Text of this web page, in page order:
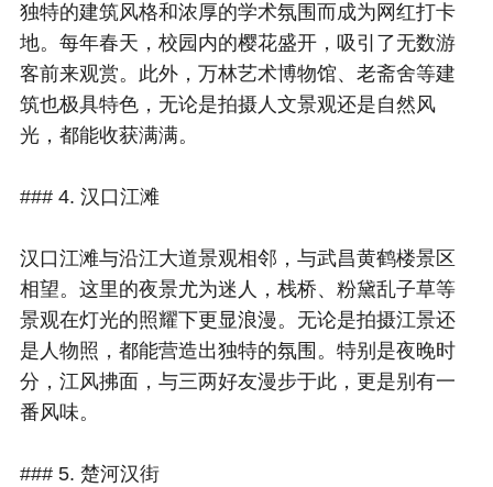
独特的建筑风格和浓厚的学术氛围而成为网红打卡
地。每年春天，校园内的樱花盛开，吸引了无数游
客前来观赏。此外，万林艺术博物馆、老斋舍等建
筑也极具特色，无论是拍摄人文景观还是自然风
光，都能收获满满。
### 4. 汉口江滩
汉口江滩与沿江大道景观相邻，与武昌黄鹤楼景区
相望。这里的夜景尤为迷人，栈桥、粉黛乱子草等
景观在灯光的照耀下更显浪漫。无论是拍摄江景还
是人物照，都能营造出独特的氛围。特别是夜晚时
分，江风拂面，与三两好友漫步于此，更是别有一
番风味。
### 5. 楚河汉街